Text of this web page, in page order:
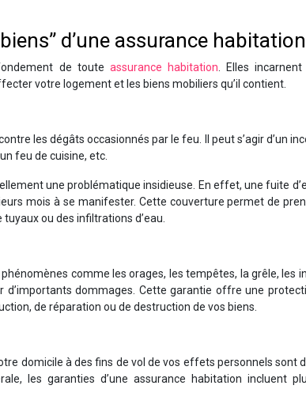
d’une assurance habitation
de toute assurance habitation. Elles
votre logement et les biens mobiliers qu’il contient.
les dégâts occasionnés par le feu. Il peut s’agir d’un
feu de cuisine, etc.
une problématique insidieuse. En effet, une fuite
mois à se manifester. Cette couverture permet de
ou des infiltrations d’eau.
comme les orages, les tempêtes, la grêle, les
dommages. Cette garantie offre une
de réparation ou de destruction de vos biens.
domicile à des fins de vol de vos effets personnels sont
les garanties d’une assurance habitation incluent